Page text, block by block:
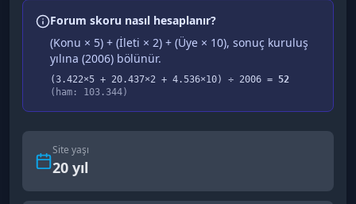
Forum skoru nasıl hesaplanır?
(Konu × 5) + (İleti × 2) + (Üye × 10), sonuç kuruluş
yılına (2006) bölünür.
(3.422×5 + 20.437×2 + 4.536×10) ÷ 2006 = 52
(ham: 103.344)
Site yaşı
20 yıl